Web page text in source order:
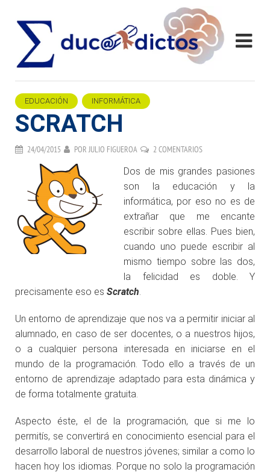
EDUCACIÓN INFORMÁTICA
SCRATCH
24/04/2015 PORJULIO FIGUEROA 2 COMENTARIOS
Dos de mis grandes pasiones
son la educación y la
informática, por eso no es de
extrañar que me encante
escribir sobre ellas. Pues bien,
cuando uno puede escribir al
mismo tiempo sobre las dos,
la felicidad es doble. Y
precisamente eso es Scratch.
Un entorno de aprendizaje que nos va a permitir iniciar al
alumnado, en caso de ser docentes, o a nuestros hijos,
o a cualquier persona interesada en iniciarse en el
mundo de la programación. Todo ello a través de un
entorno de aprendizaje adaptado para esta dinámica y
de forma totalmente gratuita.
Aspecto éste, el de la programación, que si me lo
permitís, se convertirá en conocimiento esencial para el
desarrollo laboral de nuestros jóvenes; similar a como lo
hacen hoy los idiomas. Porque no solo la programación